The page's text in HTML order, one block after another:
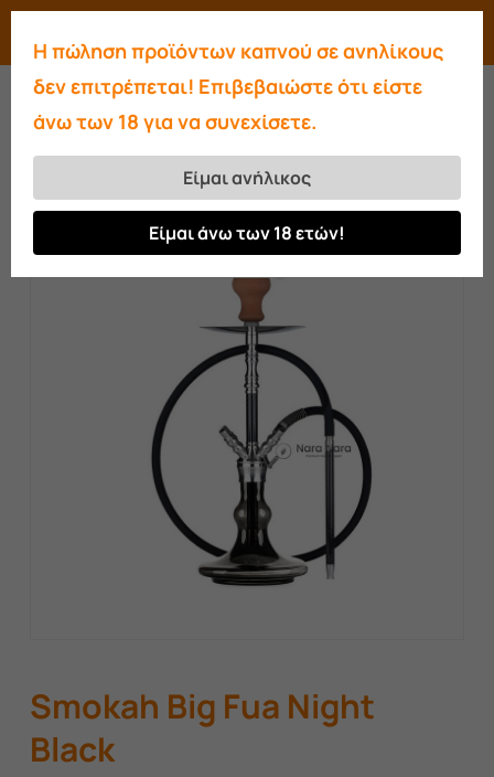
Skip
main
content
searchaccount
Αρχική σελίδα Ναργιλέδες
Smokah
Smokah Big Fua Night Black
Smokah Big Fua Night
Black
Close
Η πώληση προϊόντων καπνού σε ανηλίκους
δεν επιτρέπεται! Επιβεβαιώστε ότι είστε
άνω των 18 για να συνεχίσετε.
Είμαι ανήλικος
Είμαι άνω των 18 ετών!